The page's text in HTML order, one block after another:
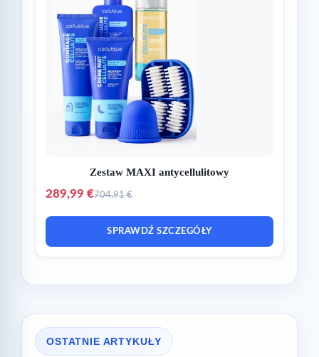
Zestaw MAXI antycellulitowy
289,99 €704,91 €
SPRAWDŹ SZCZEGÓŁY
OSTATNIE ARTYKUŁY